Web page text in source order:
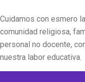
Cuidamos con esmero
comunidad religiosa,
personal no docente,
nuestra labor educativa.